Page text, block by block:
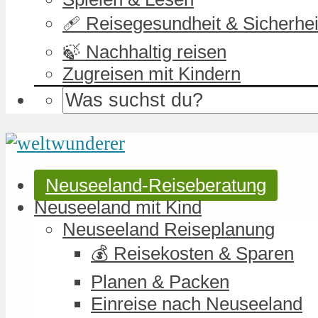
🩹 Reisegesundheit &
🍃 Nachhaltig reisen
Zugreisen mit Kindern
Neuseeland-Reiseberatung
Neuseeland mit Kind
Neuseeland Reiseplanung
💰 Reisekosten & Sparen
Planen & Packen
Einreise nach Neuseeland